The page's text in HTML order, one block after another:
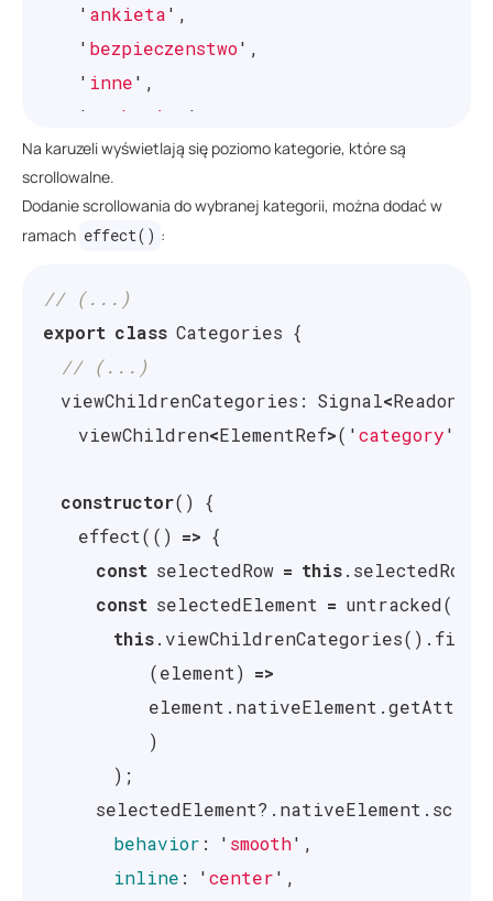
' ankieta' ,
' bezpieczenstwo' ,
' inne' ,
'
marketing '
'monitoring',
'oferta
'oplaty',
oprocentowanie
' regulaminy
reklamacje
]);
Na karuzeli wyświetlają się poziomo kategorie, które są
scrollowalne.
Dodanie scrollowania do wybranej kategorii, można dodać w
ramach effect() :
// (...)
export class Categories {
// (...)
viewChildrenCategories : Signal<
viewChildren<ElementRef>( 'category'
constructor()
{
effect(() => {
const selectedRow = this. selectedRow
const selectedElement = untracked(()
this. viewChildrenCategories(). find
(element) =>
element . nativeElement .
)
);
selectedElement?. nativeElement .
behavior : ' smooth' ,
inline : 'center' ,